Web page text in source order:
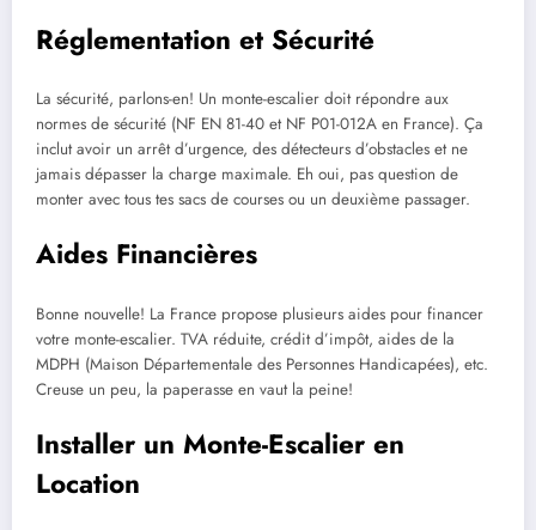
Réglementation et Sécurité
La sécurité, parlons-en! Un monte-escalier doit répondre aux
normes de sécurité (NF EN 81-40 et NF P01-012A en France). Ça
inclut avoir un arrêt d’urgence, des détecteurs d’obstacles et ne
jamais dépasser la charge maximale. Eh oui, pas question de
monter avec tous tes sacs de courses ou un deuxième passager.
Aides Financières
Bonne nouvelle! La France propose plusieurs aides pour financer
votre monte-escalier. TVA réduite, crédit d’impôt, aides de la
MDPH (Maison Départementale des Personnes Handicapées), etc.
Creuse un peu, la paperasse en vaut la peine!
Installer un Monte-Escalier en
Location